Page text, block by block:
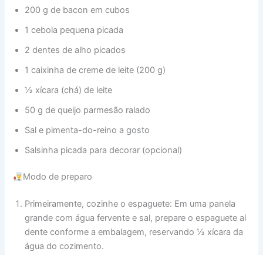
200 g de bacon em cubos
1 cebola pequena picada
2 dentes de alho picados
1 caixinha de creme de leite (200 g)
½ xícara (chá) de leite
50 g de queijo parmesão ralado
Sal e pimenta-do-reino a gosto
Salsinha picada para decorar (opcional)
Modo de preparo
Primeiramente, cozinhe o espaguete: Em uma panela
grande com água fervente e sal, prepare o espaguete al
dente conforme a embalagem, reservando ½ xícara da
água do cozimento.